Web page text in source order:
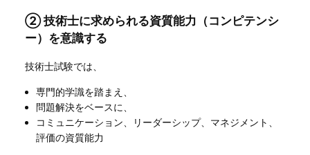
② 技術士に求められる資質能力（コンピテンシ
ー）を意識する
技術士試験では、
専門的学識を踏まえ、
問題解決をベースに、
コミュニケーション、リーダーシップ、マネジメント、
評価の資質能力